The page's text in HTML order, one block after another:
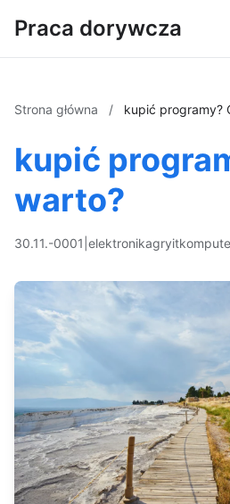
Praca dorywcza
Strona główna / kupić programy?
kupić
warto?
30.11.-0001 elektronikagryit